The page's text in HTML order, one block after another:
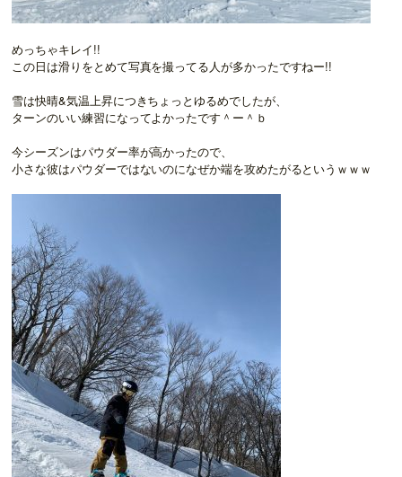
めっちゃキレイ!!
この日は滑りをとめて写真を撮ってる人が多かったですねー!!
雪は快晴&気温上昇につきちょっとゆるめでしたが、
ターンのいい練習になってよかったです＾ー＾ｂ
今シーズンはパウダー率が高かったので、
小さな彼はパウダーではないのになぜか端を攻めたがるというｗｗｗ